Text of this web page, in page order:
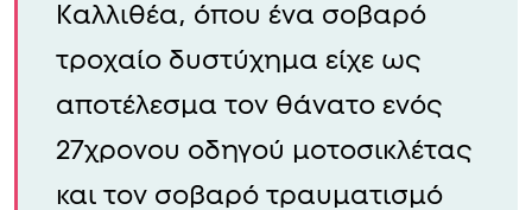
Καλλιθέα, όπου ένα σοβαρό
τροχαίο δυστύχημα είχε ως
αποτέλεσμα τον θάνατο ενός
27χρονου οδηγού μοτοσικλέτας
και τον σοβαρό τραυματισμό